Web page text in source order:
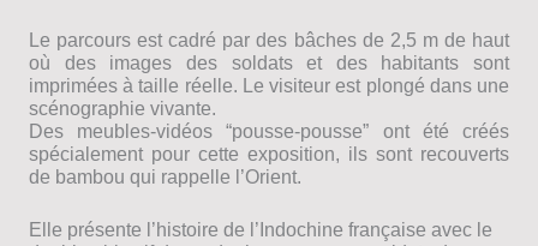
Le parcours est cadré par des bâches de 2,5 m de haut
où des images des soldats et des habitants sont
imprimées à taille réelle. Le visiteur est plongé dans une
scénographie vivante.
Des meubles-vidéos “pousse-pousse” ont été créés
spécialement pour cette exposition, ils sont recouverts
de bambou qui rappelle l’Orient.
Elle présente l’histoire de l’Indochine française avec le